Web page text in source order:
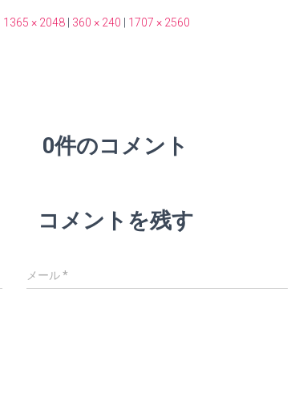
1365 × 2048 360 × 240 1707 × 2560
0件のコメント
コメントを残す
メール*